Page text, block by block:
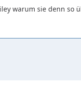
warum sie denn so